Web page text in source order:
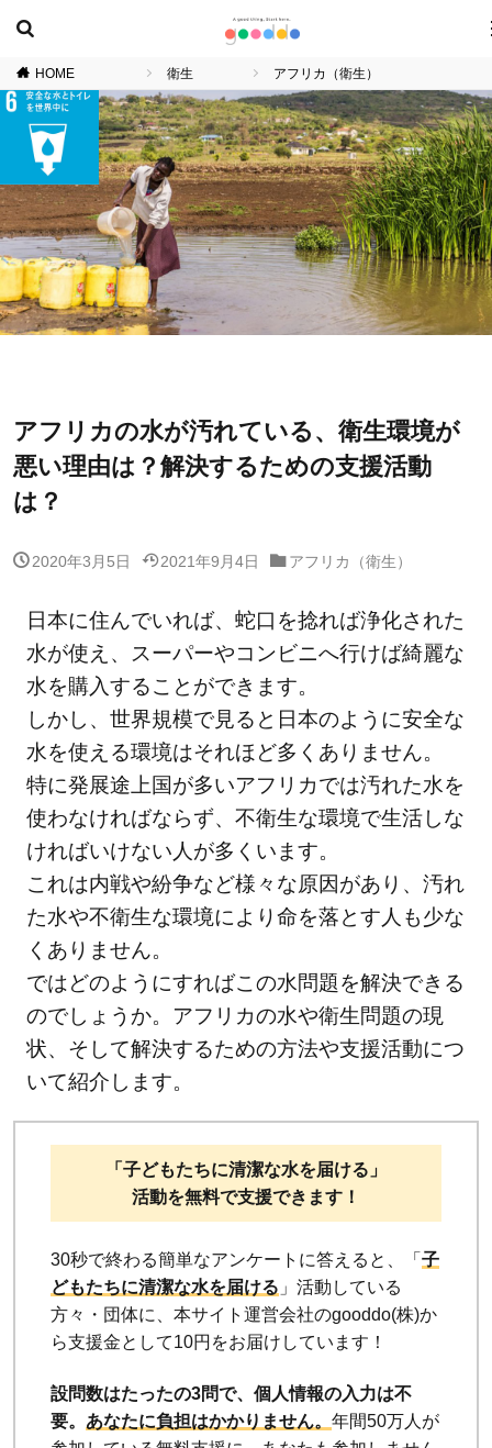
HOME 衛生 アフリカ（衛生）
アフリカの水が汚れている、衛生環境が
悪い理由は？解決するための支援活動
は？
2020年3月5日 2021年9月4日 アフリカ（衛生）
日本に住んでいれば、蛇口を捻れば浄化された
水が使え、スーパーやコンビニへ行けば綺麗な
水を購入することができます。
しかし、世界規模で見ると日本のように安全な
水を使える環境はそれほど多くありません。
特に発展途上国が多いアフリカでは汚れた水を
使わなければならず、不衛生な環境で生活しな
ければいけない人が多くいます。
これは内戦や紛争など様々な原因があり、汚れ
た水や不衛生な環境により命を落とす人も少な
くありません。
ではどのようにすればこの水問題を解決できる
のでしょうか。アフリカの水や衛生問題の現
状、そして解決するための方法や支援活動につ
いて紹介します。
「子どもたちに清潔な水を届ける」
活動を無料で支援できます！
30秒で終わる簡単なアンケートに答えると、「 子
どもたちに清潔な水を届ける 」活動している
方々・団体に、本サイト運営会社のgooddo(株)か
ら支援金として10円をお届けしています！
設問数はたったの3問で、個人情報の入力は不
要。 あなたに負担はかかりません。 年間50万人が